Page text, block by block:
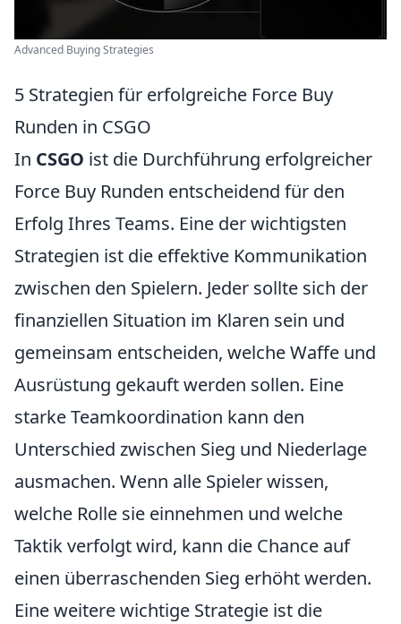
Advanced Buying Strategies
5 Strategien für erfolgreiche Force Buy
Runden in CSGO
In CSGO ist die Durchführung erfolgreicher
Force Buy Runden entscheidend für den
Erfolg Ihres Teams. Eine der wichtigsten
Strategien ist die effektive Kommunikation
zwischen den Spielern. Jeder sollte sich der
finanziellen Situation im Klaren sein und
gemeinsam entscheiden, welche Waffe und
Ausrüstung gekauft werden sollen. Eine
starke Teamkoordination kann den
Unterschied zwischen Sieg und Niederlage
ausmachen. Wenn alle Spieler wissen,
welche Rolle sie einnehmen und welche
Taktik verfolgt wird, kann die Chance auf
einen überraschenden Sieg erhöht werden.
Eine weitere wichtige Strategie ist die